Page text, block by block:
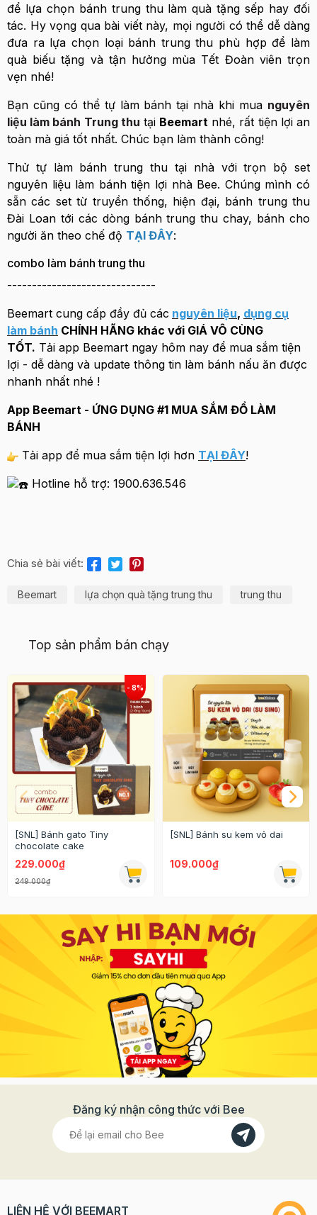
để lựa chọn bánh trung thu làm quà tặng sếp hay đối
tác. Hy vọng qua bài viết này, mọi người có thể dễ dàng
đưa ra lựa chọn loại bánh trung thu phù hợp để làm
quà biếu tặng và tận hưởng mùa Tết Đoàn viên trọn
vẹn nhé!
Bạn cũng có thể tự làm bánh tại nhà khi mua nguyên
liệu làm bánh Trung thu tại Beemart nhé, rất tiện lợi an
toàn mà giá tốt nhất. Chúc bạn làm thành công!
Thử tự làm bánh trung thu tại nhà với trọn bộ set
nguyên liệu làm bánh tiện lợi nhà Bee. Chúng mình có
sẵn các set từ truyền thống, hiện đại, bánh trung thu
Đài Loan tới các dòng bánh trung thu chay, bánh cho
người ăn theo chế độ TẠI ĐÂY:
combo làm bánh trung thu
------------------------------
Beemart cung cấp đầy đủ các nguyên liệu, dụng cụ
làm bánh CHÍNH HÃNG khác với GIÁ VÔ CÙNG
TỐT. Tải app Beemart ngay hôm nay để mua sắm tiện
lợi - dễ dàng và update thông tin làm bánh nấu ăn được
nhanh nhất nhé !
App Beemart - ỨNG DỤNG #1 MUA SẮM ĐỒ LÀM
BÁNH
Tải app để mua sắm tiện lợi hơn TẠI ĐÂY!
Hotline hỗ trợ: 1900.636.546
Chia sẻ bài viết:
Beemart lựa chọn quà tặng trung thu trung thu
Top sản phẩm bán chạy
[SNL] Bánh gato Tiny
chocolate cake
229.000₫
249.000₫
[SNL] Bánh su kem vỏ dai
109.000₫
Đăng ký nhận công thức với Bee
LIÊN HỆ VỚI BEEMART